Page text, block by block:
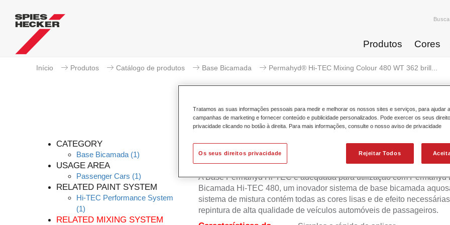
Produtos Cores
Início Produtos Catálogo de produtos Base Bicamada Permahyd® Hi-TEC Mixing Colour 480 WT 362 brill...
CATEGORY
Base Bicamada (1)
USAGE AREA
Passenger Cars (1)
RELATED PAINT SYSTEM
Hi-TEC Performance System
(1)
RELATED MIXING SYSTEM
Permahyd® Hi-TEC Mixing Colour
A Base Permahyd Hi-TEC é adequada para utilização com Permahyd
Bicamada Hi-TEC 480, um inovador sistema de base bicamada
sistema de mistura contém todas as cores lisas e de efeito
repintura de alta qualidade de veículos automóveis de passageiros.
Tratamos as suas informações pessoais para medir e melhorar os nossos sites e serviços, para ajudar
campanhas de marketing e fornecer conteúdo e publicidade personalizados. Pode exercer os seus
privacidade clicando no botão à direita. Para mais informações, consulte o nosso aviso de privacidade
Rejeitar Todos
Os seus direitos privacidade